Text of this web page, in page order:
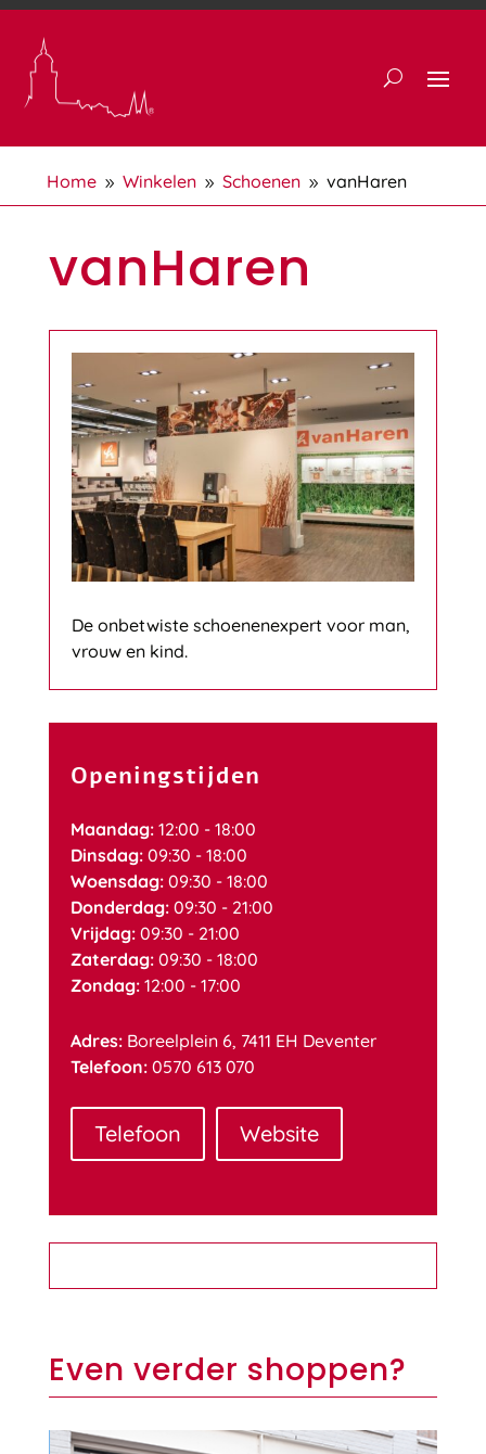
Home 9 Winkelen 9 Schoenen 9 vanHaren
vanHaren
De onbetwiste schoenenexpert voor man,
vrouw en kind.
Openingstijden
Maandag:12:00 - 18:00
Dinsdag:09:30 - 18:00
Woensdag:09:30 - 18:00
Donderdag:09:30 - 21:00
Vrijdag:09:30 - 21:00
Zaterdag:09:30 - 18:00
Zondag:12:00 - 17:00
Adres:Boreelplein 6, 7411 EH Deventer
Telefoon:0570 613 070
Telefoon Website
Even verder shoppen?